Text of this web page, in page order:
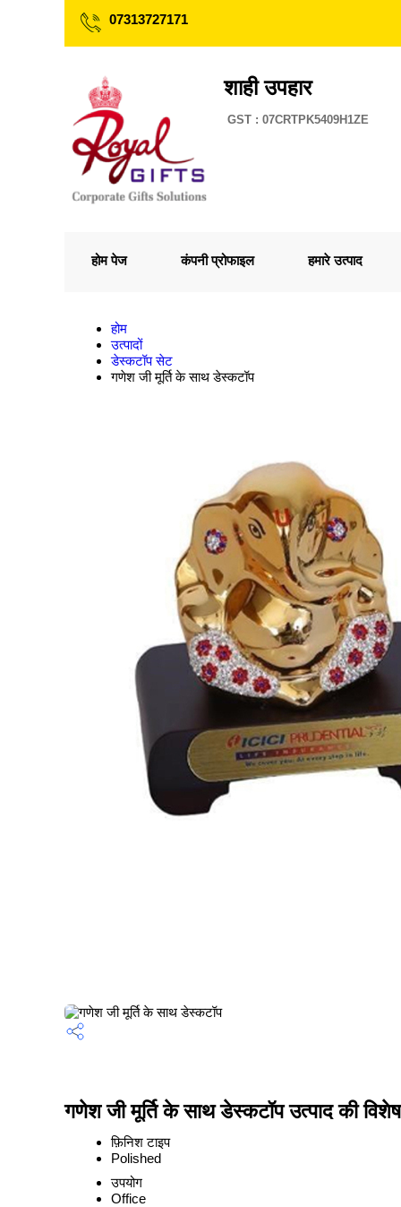
07313727171
शाही उपहार
GST : 07CRTPK5409H1ZE
होम पेज कंपनी प्रोफाइल हमारे उत्पाद
होम
उत्पादों
डेस्कटॉप सेट
गणेश जी मूर्ति के साथ डेस्कटॉप
गणेश जी मूर्ति के साथ डेस्कटॉप उत्पाद की
फ़िनिश टाइप
Polished
उपयोग
Office